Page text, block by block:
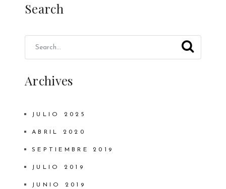
Search
Archives
JULIO 2025
ABRIL 2020
SEPTIEMBRE 2019
JULIO 2019
JUNIO 2019